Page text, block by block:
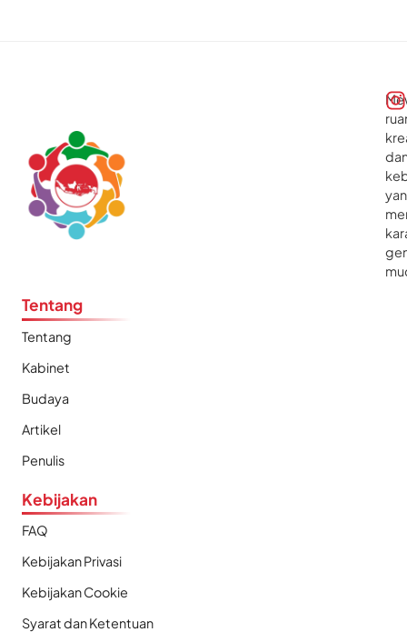
Tentang
Tentang
Kabinet
Budaya
Artikel
Penulis
Kebijakan
FAQ
Kebijakan Privasi
Kebijakan Cookie
Syarat dan Ketentuan